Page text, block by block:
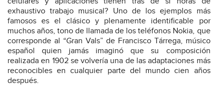
exhaustivo trabajo musical? Uno de los ejemplos más
famosos es el clásico y plenamente identificable por
muchos años, tono de llamada de los teléfonos Nokia, que
corresponde al “Gran Vals” de Francisco Tárrega, músico
español quien jamás imaginó que su composición
realizada en 1902 se volvería una de las adaptaciones más
reconocibles en cualquier parte del mundo cien años
después.